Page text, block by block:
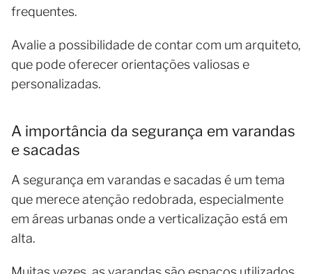
frequentes.
Avalie a possibilidade de contar com um arquiteto,
que pode oferecer orientações valiosas e
personalizadas.
A importância da segurança em varandas
e sacadas
A segurança em varandas e sacadas é um tema
que merece atenção redobrada, especialmente
em áreas urbanas onde a verticalização está em
alta.